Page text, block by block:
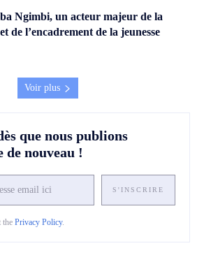
Ngimbi, un acteur majeur de la
de l’encadrement de la jeunesse
Voir plus
que nous publions
de nouveau !
S'INSCRIRE
the Privacy Policy.